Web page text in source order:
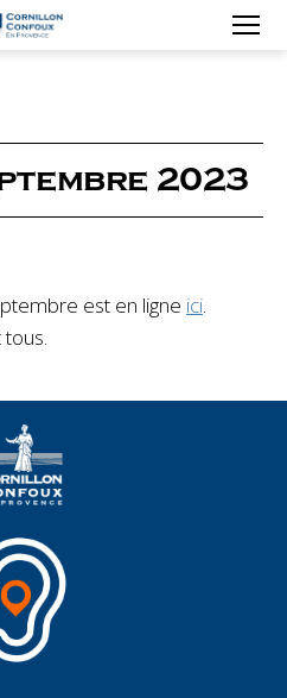
Ville
en
Provence
2023
est en ligne ici.